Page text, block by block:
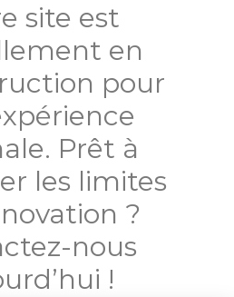
site est
en
pour
Prêt à
les limites
?
nous
!